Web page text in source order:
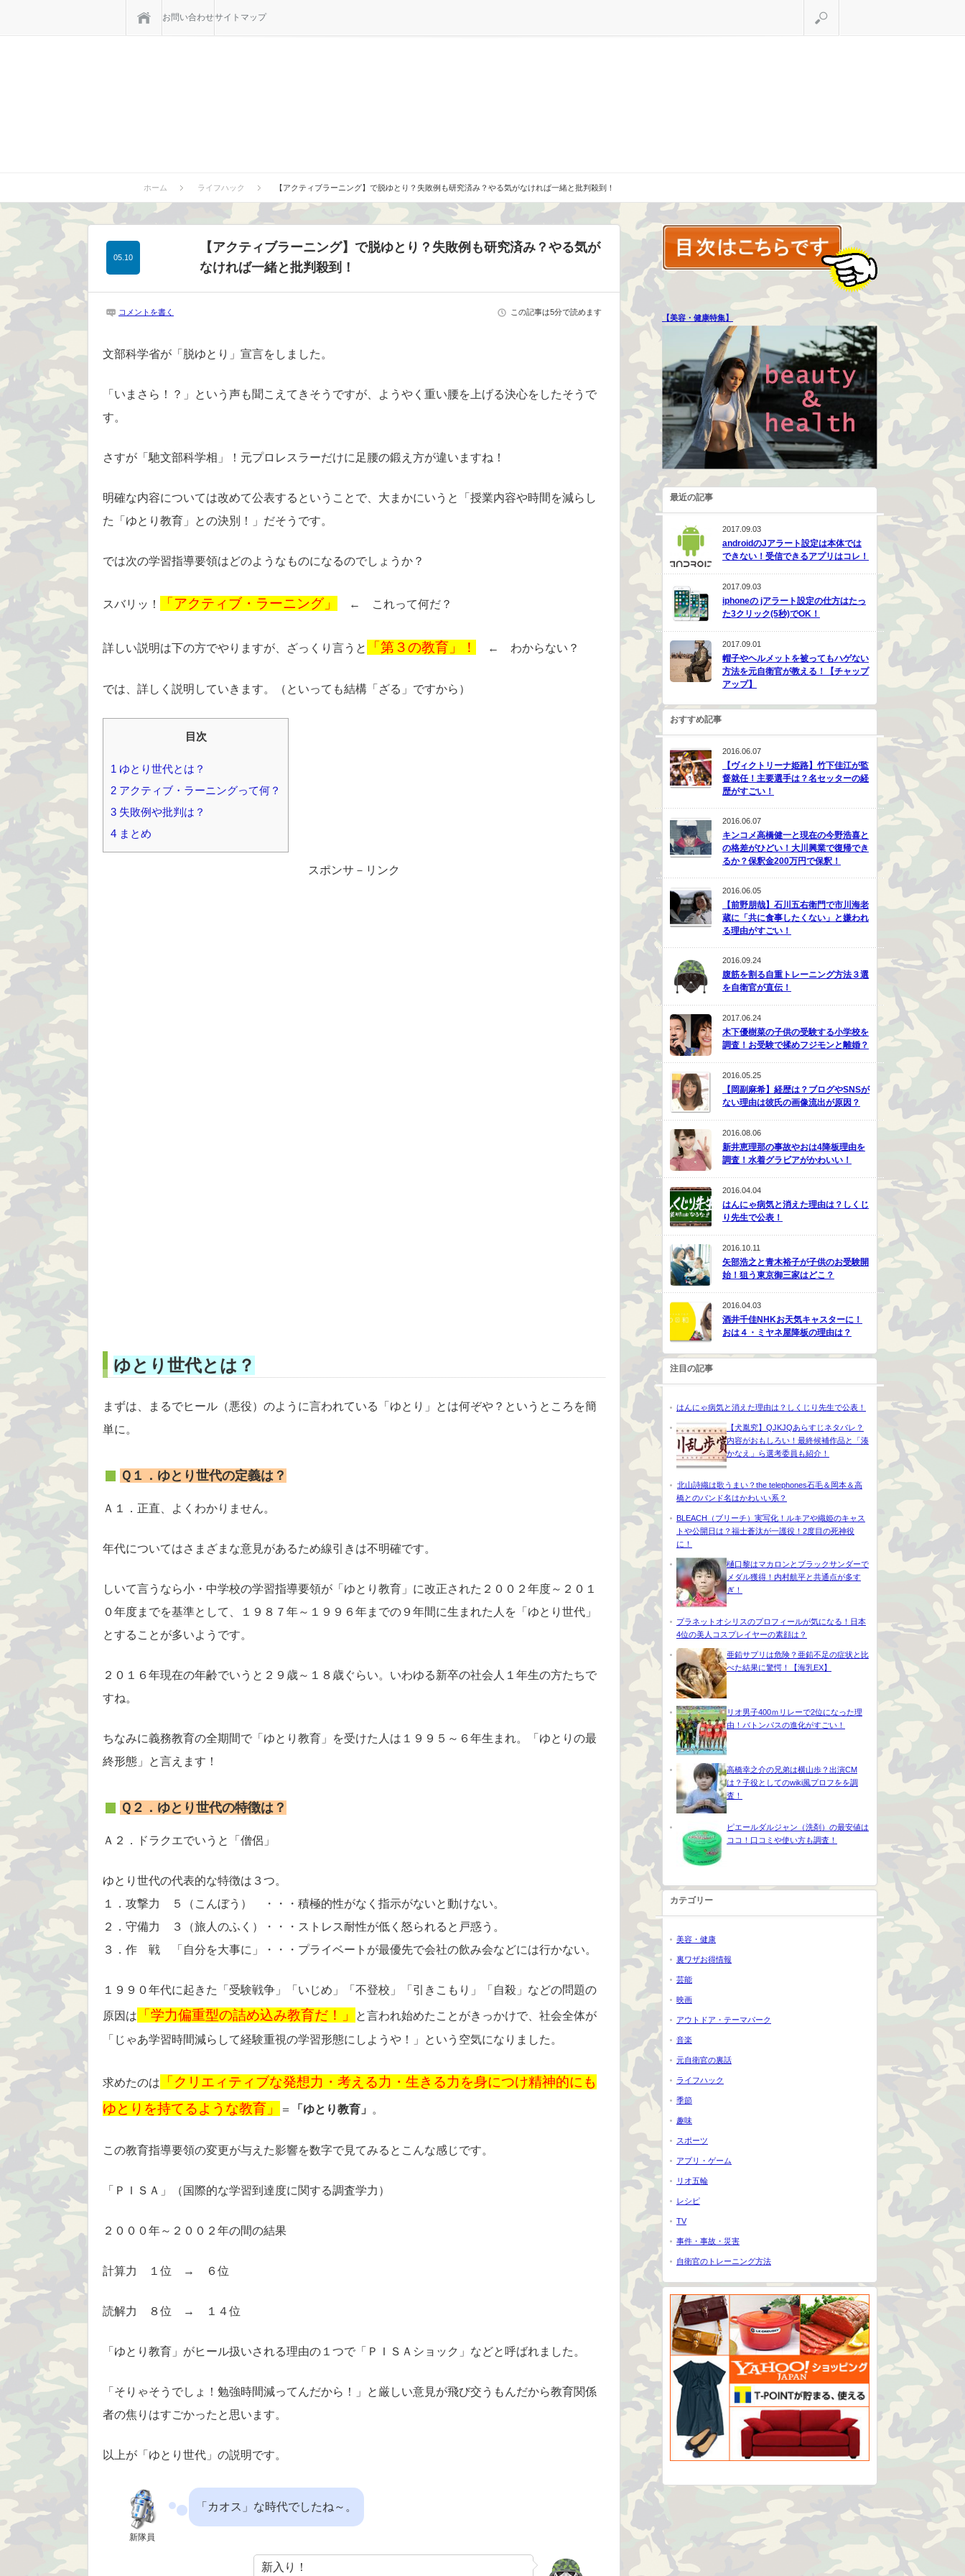
お問い合わせサイトマップ
ホーム ライフハック 【アクティブラーニング】で脱ゆとり？失敗例も研究済み？やる気がなければ一緒と批判殺到！
【アクティブラーニング】で脱ゆとり？失敗例も研究済み？やる気が
なければ一緒と批判殺到！
05.10
コメントを書く この記事は5分で読めます
文部科学省が「脱ゆとり」宣言をしました。
「いまさら！？」という声も聞こえてきそうですが、ようやく重い腰を上げる決心をしたそうで
す。
さすが「馳文部科学相」！元プロレスラーだけに足腰の鍛え方が違いますね！
明確な内容については改めて公表するということで、大まかにいうと「授業内容や時間を減らし
た「ゆとり教育」との決別！」だそうです。
では次の学習指導要領はどのようなものになるのでしょうか？
スバリッ！ 「アクティブ・ラーニング」 ← これって何だ？
詳しい説明は下の方でやりますが、ざっくり言うと 「第３の教育」！ ← わからない？
では、詳しく説明していきます。（といっても結構「ざる」ですから）
目次
1 ゆとり世代とは？
2 アクティブ・ラーニングって何？
3 失敗例や批判は？
4 まとめ
スポンサ－リンク
ゆとり世代とは？
まずは、まるでヒール（悪役）のように言われている「ゆとり」とは何ぞや？というところを簡
単に。
Ｑ１．ゆとり世代の定義は？
Ａ１．正直、よくわかりません。
年代についてはさまざまな意見があるため線引きは不明確です。
しいて言うなら小・中学校の学習指導要領が「ゆとり教育」に改正された２００２年度～２０１
０年度までを基準として、１９８７年～１９９６年までの９年間に生まれた人を「ゆとり世代」
とすることが多いようです。
２０１６年現在の年齢でいうと２９歳～１８歳ぐらい。いわゆる新卒の社会人１年生の方たちで
すね。
ちなみに義務教育の全期間で「ゆとり教育」を受けた人は１９９５～６年生まれ。「ゆとりの最
終形態」と言えます！
Ｑ２．ゆとり世代の特徴は？
Ａ２．ドラクエでいうと「僧侶」
ゆとり世代の代表的な特徴は３つ。
１．攻撃力 ５（こんぼう） ・・・積極的性がなく指示がないと動けない。
２．守備力 ３（旅人のふく）・・・ストレス耐性が低く怒られると戸惑う。
３．作 戦 「自分を大事に」・・・プライベートが最優先で会社の飲み会などには行かない。
１９９０年代に起きた「受験戦争」「いじめ」「不登校」「引きこもり」「自殺」などの問題の
原因は 「学力偏重型の詰め込み教育だ！」
と言われ始めたことがきっかけで、社会全体が
「じゃあ学習時間減らして経験重視の学習形態にしようや！」という空気になりました。
求めたのは
「クリエィティブな発想力・考える力・生きる力を身につけ精神的にも
ゆとりを持てるような教育」
＝ 「ゆとり教育」 。
この教育指導要領の変更が与えた影響を数字で見てみるとこんな感じです。
「ＰＩＳＡ」（国際的な学習到達度に関する調査学力）
２０００年～２００２年の間の結果
計算力 １位 → ６位
読解力 ８位 → １４位
「ゆとり教育」がヒール扱いされる理由の１つで「ＰＩＳＡショック」などと呼ばれました。
「そりゃそうでしょ！勉強時間減ってんだから！」と厳しい意見が飛び交うもんだから教育関係
者の焦りはすごかったと思います。
以上が「ゆとり世代」の説明です。
新隊員
「カオス」な時代でしたね～。
新入り！
【美容・健康特集】
最近の記事
2017.09.03
androidのJアラート設定は本体では
できない！受信できるアプリはコレ！
2017.09.03
iphoneの jアラート設定の仕方はたっ
た3クリック(5秒)でOK！
2017.09.01
帽子やヘルメットを被ってもハゲない
方法を元自衛官が教える！【チャップ
アップ】
おすすめ記事
2016.06.07
【ヴィクトリーナ姫路】竹下佳江が監
督就任！主要選手は？名セッターの経
歴がすごい！
2016.06.07
キンコメ高橋健一と現在の今野浩喜と
の格差がひどい！大川興業で復帰でき
るか？保釈金200万円で保釈！
2016.06.05
【前野朋哉】石川五右衛門で市川海老
蔵に「共に食事したくない」と嫌われ
る理由がすごい！
2016.09.24
腹筋を割る自重トレーニング方法３選
を自衛官が直伝！
2017.06.24
木下優樹菜の子供の受験する小学校を
調査！お受験で揉めフジモンと離婚？
2016.05.25
【岡副麻希】経歴は？ブログやSNSが
ない理由は彼氏の画像流出が原因？
2016.08.06
新井恵理那の事故やおは4降板理由を
調査！水着グラビアがかわいい！
2016.04.04
はんにゃ病気と消えた理由は？しくじ
り先生で公表！
2016.10.11
矢部浩之と青木裕子が子供のお受験開
始！狙う東京御三家はどこ？
2016.04.03
酒井千佳NHKお天気キャスターに！
おは４・ミヤネ屋降板の理由は？
注目の記事
はんにゃ病気と消えた理由は？しくじり先生で公表！
【犬胤究】QJKJQあらすじネタバレ？
内容がおもしろい！最終候補作品と「湊
かなえ」ら選考委員も紹介！
北山詩織は歌うまい？the telephones石毛＆岡本＆高
橋とのバンド名はかわいい系？
BLEACH（ブリーチ）実写化！ルキアや織姫のキャス
トや公開日は？福士蒼汰が一護役！2度目の死神役
に！
樋口黎はマカロンとブラックサンダーで
メダル獲得！内村航平と共通点が多す
ぎ！
プラネットオシリスのプロフィールが気になる！日本
4位の美人コスプレイヤーの素顔は？
亜鉛サプリは危険？亜鉛不足の症状と比
べた結果に驚愕！【海乳EX】
リオ男子400ｍリレーで2位になった理
由！バトンパスの進化がすごい！
高橋幸之介の兄弟は横山歩？出演CM
は？子役としてのwiki風プロフをを調
査！
ピエールダルジャン（洗剤）の最安値は
ココ！口コミや使い方も調査！
カテゴリー
美容・健康
裏ワザお得情報
芸能
映画
アウトドア・テーマパーク
音楽
元自衛官の裏話
ライフハック
季節
趣味
スポーツ
アプリ・ゲーム
リオ五輪
レシピ
TV
事件・事故・災害
自衛官のトレーニング方法